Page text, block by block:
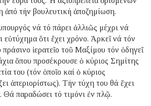
ἀπό τήν βουλευτική ἀποζημίωση.
νά τό πάρει ἀλλιῶς μέχρι νά
εὐτύχημα ὅτι ἔχει χρόνο. Ἀρκεῖ νά τόν
πράσινο ἱερατεῖο τοῦ Μαξίμου τόν ὁδηγεῖ
ὅπου προσέκρουσε ὁ κύριος Σημίτης
του (τόν ὁποῖο καί ὁ κύριος
ἀπεριορίστως). Τήν τύχη του θά ἔχει
Θά παραδώσει τό τιμόνι ἐν πλῷ.